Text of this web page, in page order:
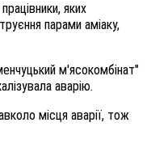
яких
парами аміаку,
м'ясокомбінат"
аварію.
місця аварії, тож